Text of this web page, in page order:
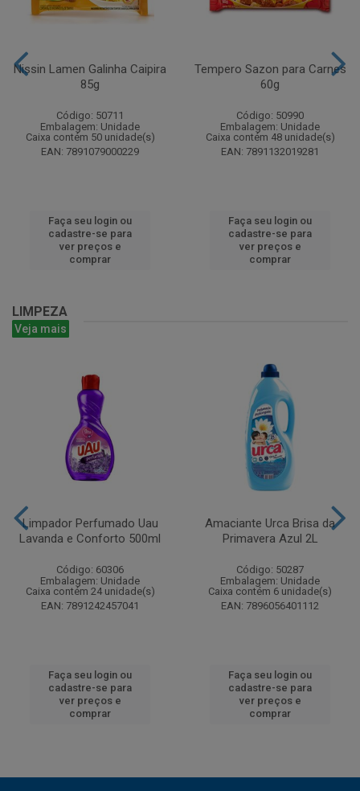
Nissin Lamen Galinha Caipira
85g
Código: 50711
Embalagem: Unidade
Caixa contém 50 unidade(s)
EAN: 7891079000229
Faça seu login ou
cadastre-se para
ver preços e
comprar
Tempero Sazon para Carnes
60g
Código: 50990
Embalagem: Unidade
Caixa contém 48 unidade(s)
EAN: 7891132019281
Faça seu login ou
cadastre-se para
ver preços e
comprar
LIMPEZA
Veja mais
Limpador Perfumado Uau
Lavanda e Conforto 500ml
Código: 60306
Embalagem: Unidade
Caixa contém 24 unidade(s)
EAN: 7891242457041
Faça seu login ou
cadastre-se para
ver preços e
comprar
Amaciante Urca Brisa da
Primavera Azul 2L
Código: 50287
Embalagem: Unidade
Caixa contém 6 unidade(s)
EAN: 7896056401112
Faça seu login ou
cadastre-se para
ver preços e
comprar